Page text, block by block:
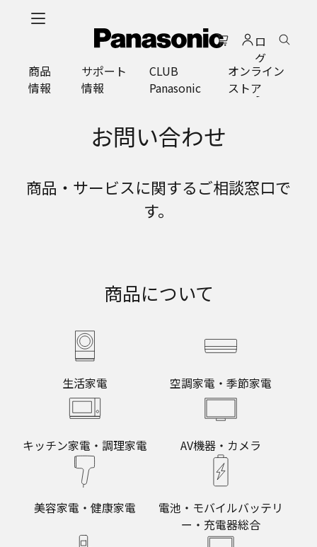
ロ
グ
イ
ン
商品
情報
サポート
情報
CLUB
Panasonic
オンライン
ストア
お問い合わせ
商品・サービスに関するご相談窓口で
す。
商品について
生活家電 空調家電・季節家電
キッチン家電・調理家電 AV機器・カメラ
美容家電・健康家電
電池・モバイルバッテリ
ー・充電器総合